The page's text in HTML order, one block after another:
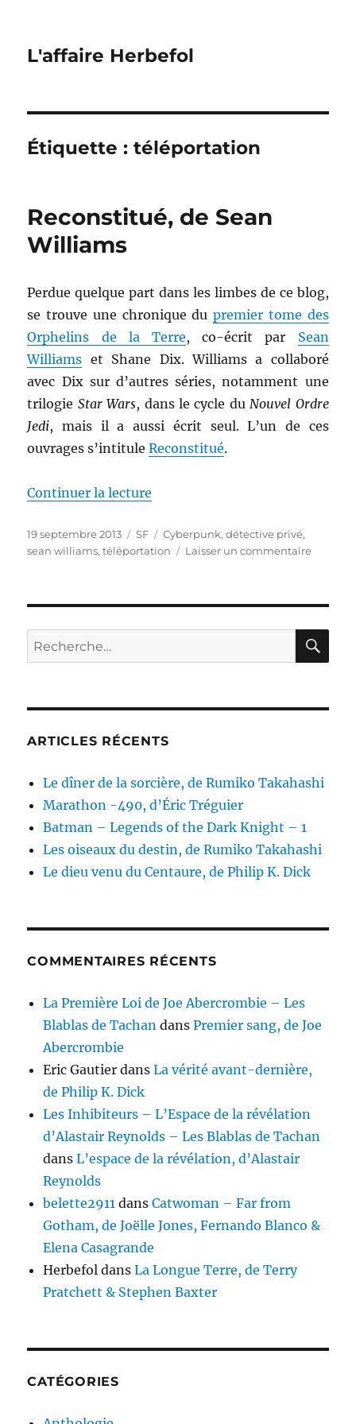
L'affaire Herbefol
Étiquette :téléportation
Reconstitué, de Sean
Williams
Perdue quelque part dans les limbes de ce blog,
se trouve une chronique dupremier tome des
Orphelins de la Terre, co-écrit par Sean
Williams et Shane Dix. Williams a collaboré
avec Dix sur d’autres séries, notamment une
trilogie Star Wars, dans le cycle duNouvel Ordre
Jedi, mais il a aussi écrit seul. L’un de ces
ouvrages s’intituleReconstitué.
Continuer la lecture
Publié
le
19 septembre 2013 Catégories
SF Étiquettes
Cyberpunk,détective privé,
sean williams,téléportation Laisser un commentairesur
Recherche
pour :
ARTICLES RÉCENTS
Le dîner de la sorcière, de Rumiko Takahashi
Marathon -490, d’Éric Tréguier
Batman – Legends of the Dark Knight – 1
Les oiseaux du destin, de Rumiko Takahashi
Le dieu venu du Centaure, de Philip K. Dick
COMMENTAIRES RÉCENTS
La Première Loi de Joe Abercrombie – Les
Blablas de Tachan dansPremier sang, de Joe
Abercrombie
Eric Gautier dansLa vérité avant-dernière,
de Philip K. Dick
Les Inhibiteurs – L’Espace de la révélation
d’Alastair Reynolds – Les Blablas de Tachan
dansL’espace de la révélation, d’Alastair
Reynolds
belette2911 dansCatwoman – Far from
Gotham, de Joëlle Jones, Fernando Blanco &
Elena Casagrande
Herbefol dansLa Longue Terre, de Terry
Pratchett & Stephen Baxter
CATÉGORIES